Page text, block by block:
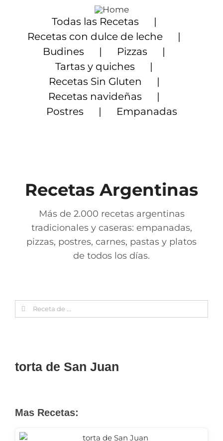
contenido
Todas las Recetas
Recetas con dulce de leche
Budines
Pizzas
Tartas y quiches
Recetas Sin Gluten
Recetas navideñas
Postres
Empanadas
Recetas Argentinas
Más de 2.000 recetas argentinas
tradicionales y caseras: empanadas,
pizzas, postres, carnes, pastas y platos
de todos los días.
Search
for:
torta de San Juan
Mas Recetas: